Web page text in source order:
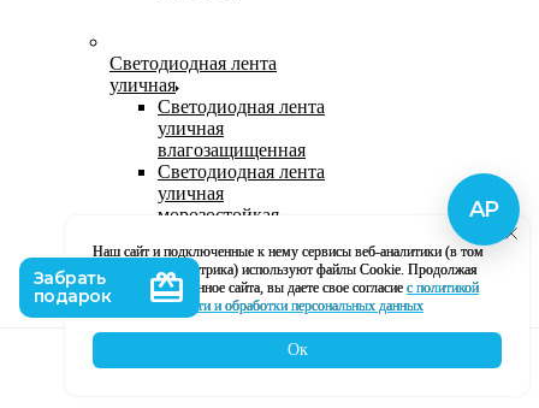
Светодиодная лента
уличная
Светодиодная лента
уличная
влагозащищенная
Светодиодная лента
уличная
морозостойкая
светодиодная лента
220В
Светодиодная лента
уличная в силиконе
Наш сайт и подключенные к нему сервисы веб-аналитики (в том
числе, Яндекс Метрика) используют файлы Cookie. Продолжая
использование данное сайта, вы даете свое согласие с политикой
кофиденциальности и обработки персональных данных
Ок